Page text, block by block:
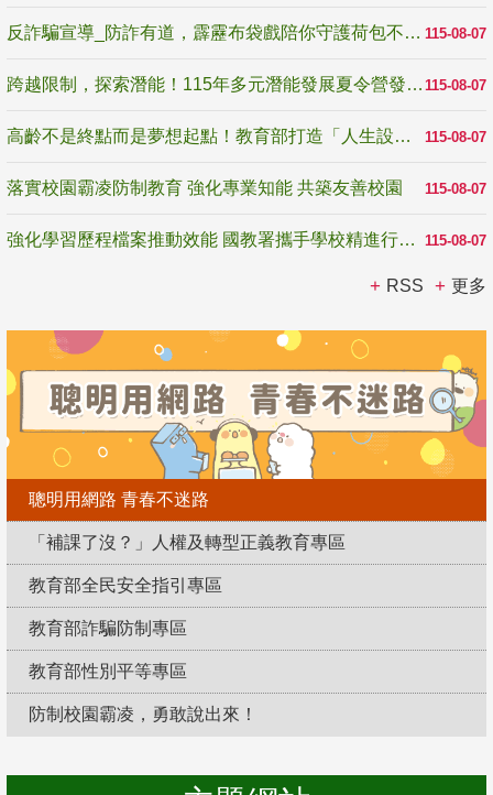
115-08-07
反詐騙宣導_防詐有道，霹靂布袋戲陪你守護荷包不受騙
115-08-07
跨越限制，探索潛能！115年多元潛能發展夏令營發掘生命無限可能
115-08-07
高齡不是終點而是夢想起點！教育部打造「人生設計夢工場」 參展第3屆高齡健康產業博覽會
115-08-07
落實校園霸凌防制教育 強化專業知能 共築友善校園
115-08-07
強化學習歷程檔案推動效能 國教署攜手學校精進行政與教學支持
RSS 更多
聰明用網路 青春不迷路
「補課了沒？」人權及轉型正義教育專區
教育部全民安全指引專區
教育部詐騙防制專區
教育部性別平等專區
防制校園霸凌，勇敢說出來！